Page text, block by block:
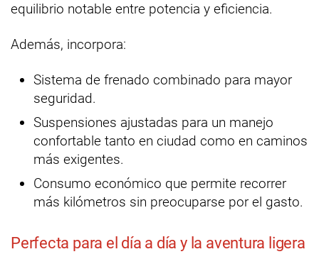
equilibrio notable entre potencia y eficiencia.
Además, incorpora:
Sistema de frenado combinado para mayor
seguridad.
Suspensiones ajustadas para un manejo
confortable tanto en ciudad como en caminos
más exigentes.
Consumo económico que permite recorrer
más kilómetros sin preocuparse por el gasto.
Perfecta para el día a día y la aventura ligera